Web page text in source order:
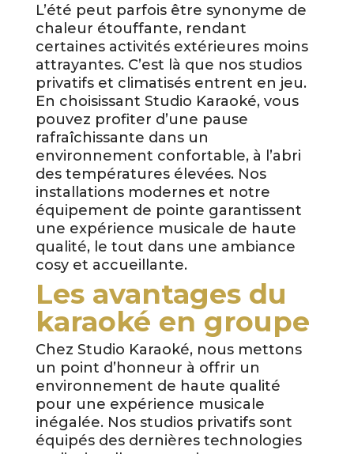
L’été peut parfois être synonyme de
chaleur étouffante, rendant
certaines activités extérieures moins
attrayantes. C’est là que nos studios
privatifs et climatisés entrent en jeu.
En choisissant Studio Karaoké, vous
pouvez profiter d’une pause
rafraîchissante dans un
environnement confortable, à l’abri
des températures élevées. Nos
installations modernes et notre
équipement de pointe garantissent
une expérience musicale de haute
qualité, le tout dans une ambiance
cosy et accueillante.
Les avantages du
karaoké en groupe
Chez Studio Karaoké, nous mettons
un point d’honneur à offrir un
environnement de haute qualité
pour une expérience musicale
inégalée. Nos studios privatifs sont
équipés des dernières technologies